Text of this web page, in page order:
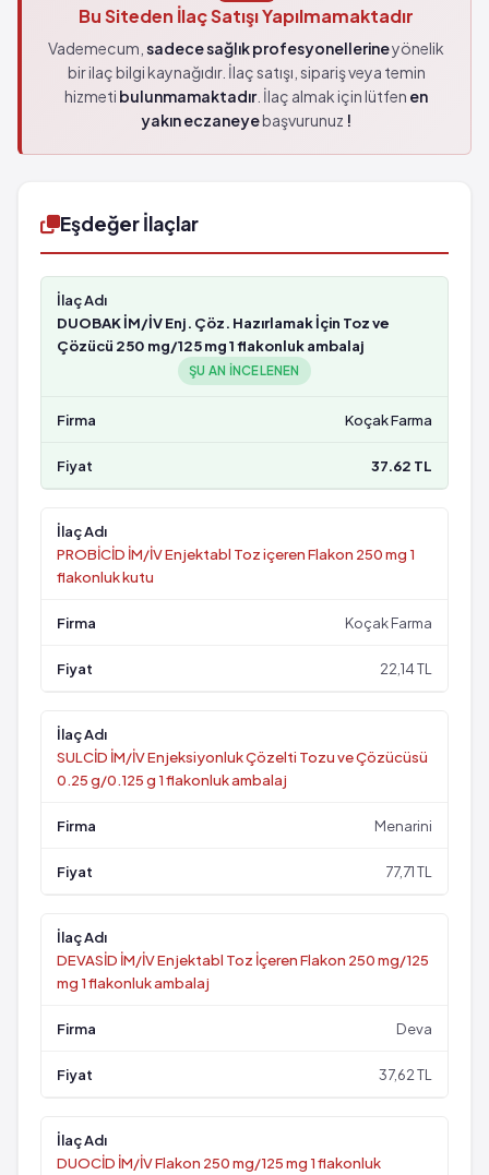
Bu Siteden İlaç Satışı Yapılmamaktadır
Vademecum, sadece sağlık profesyonellerineyönelik
bir ilaç bilgi kaynağıdır. İlaç satışı, sipariş veya temin
hizmeti bulunmamaktadır. İlaç almak için lütfen en
yakın eczaneyebaşvurunuz !
Eşdeğer İlaçlar
DUOBAK İM/İV Enj. Çöz. Hazırlamak İçin Toz ve
Çözücü 250 mg/125 mg 1 flakonluk ambalaj
ŞU AN INCELENEN
Koçak Farma
37.62 TL
PROBİCİD İM/İV Enjektabl Toz içeren Flakon 250 mg 1
flakonluk kutu
Koçak Farma
22,14 TL
SULCİD İM/İV Enjeksiyonluk Çözelti Tozu ve Çözücüsü
0.25 g/0.125 g 1 flakonluk ambalaj
Menarini
77,71 TL
DEVASİD İM/İV Enjektabl Toz İçeren Flakon 250 mg/125
mg 1 flakonluk ambalaj
Deva
37,62 TL
DUOCİD İM/İV Flakon 250 mg/125 mg 1 flakonluk